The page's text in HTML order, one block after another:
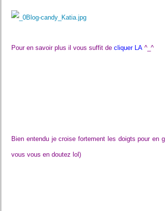
Pour en savoir plus il vous suffit de cliquer LA ^_^
Bien entendu je croise fortement les doigts pour en
vous vous en doutez lol)